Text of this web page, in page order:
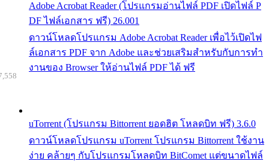
Adobe Acrobat Reader (โปรแกรมอ่านไฟล์ PDF เปิดไฟล์ P
DF ไฟล์เอกสาร ฟรี) 26.001
ดาวน์โหลดโปรแกรม Adobe Acrobat Reader เพื่อไว้เปิดไฟ
ล์เอกสาร PDF จาก Adobe และช่วยเสริมสำหรับกับการทำ
งานของ Browser ให้อ่านไฟล์ PDF ได้ ฟรี
uTorrent (โปรแกรม Bittorrent ยอดฮิต โหลดบิท ฟรี) 3.6.0
ดาวน์โหลดโปรแกรม uTorrent โปรแกรม Bittorrent ใช้งาน
ง่าย คล้ายๆ กับโปรแกรมโหลดบิท BitComet แต่ขนาดไฟล์